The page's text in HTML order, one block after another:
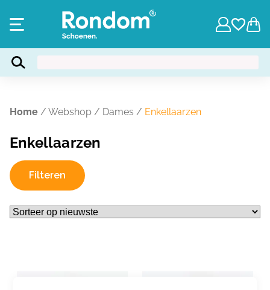
Home / Webshop / Dames / Enkellaarzen
Enkellaarzen
Filteren